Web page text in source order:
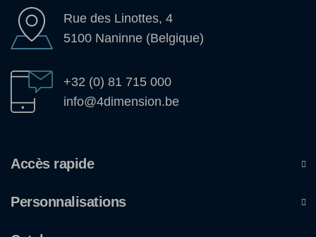
Rue des Linottes, 4
5100 Naninne (Belgique)
+32 (0) 81 715 000
info@4dimension.be
Accès rapide
Personnalisations